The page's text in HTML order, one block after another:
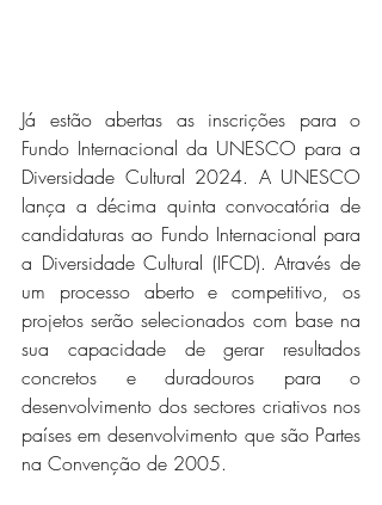
Já estão abertas as inscrições para o
Fundo Internacional da UNESCO para a
Diversidade Cultural 2024. A UNESCO
lança a décima quinta convocatória de
candidaturas ao Fundo Internacional para
a Diversidade Cultural (IFCD). Através de
um processo aberto e competitivo, os
projetos serão selecionados com base na
sua capacidade de gerar resultados
concretos e duradouros para o
desenvolvimento dos sectores criativos nos
países em desenvolvimento que são Partes
na Convenção de 2005.